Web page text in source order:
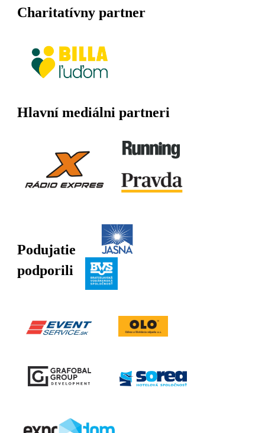
Charitatívny partner
Hlavní mediálni partneri
Podujatie
podporili